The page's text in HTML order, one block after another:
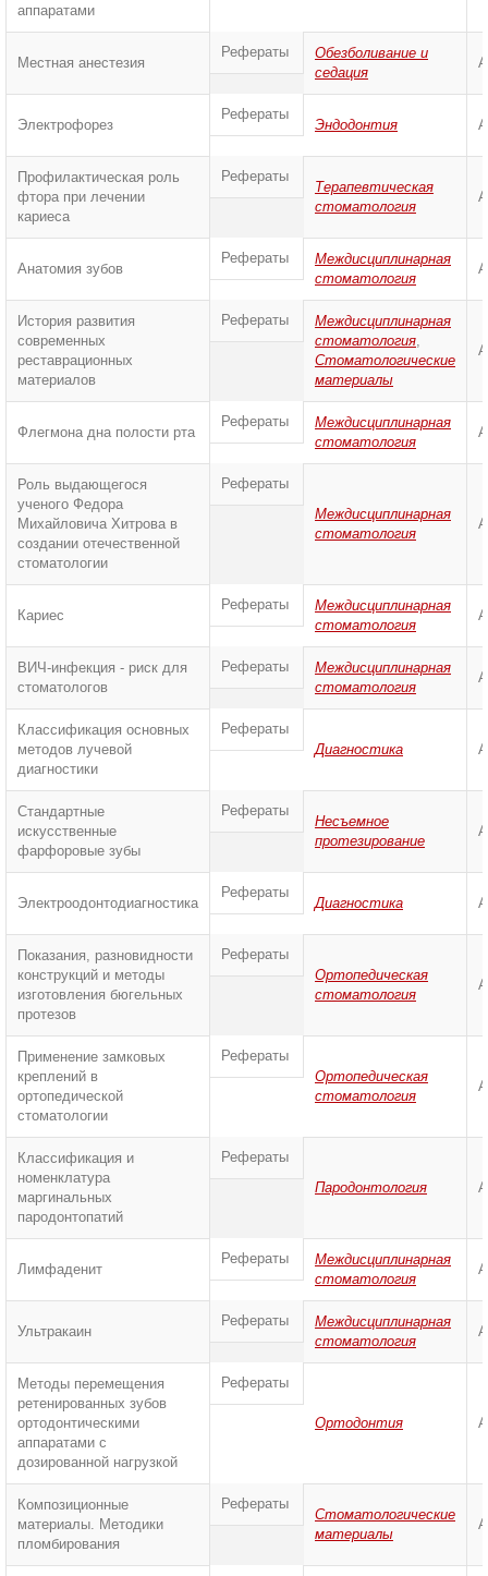
аппаратами
Местная анестезия
Рефераты
Обезболивание и
седация
Электрофорез
Рефераты
Эндодонтия
Профилактическая роль
фтора при лечении
кариеса
Рефераты
Терапевтическая
стоматология
Анатомия зубов
Рефераты
Междисциплинарная
стоматология
История развития
современных
реставрационных
материалов
Рефераты
Междисциплинарная
стоматология,
Стоматологические
материалы
Флегмона дна полости рта
Рефераты
Междисциплинарная
стоматология
Роль выдающегося
ученого Федора
Михайловича Хитрова в
создании отечественной
стоматологии
Рефераты
Междисциплинарная
стоматология
Кариес
Рефераты
Междисциплинарная
стоматология
ВИЧ-инфекция - риск для
стоматологов
Рефераты
Междисциплинарная
стоматология
Классификация основных
методов лучевой
диагностики
Рефераты
Диагностика
Стандартные
искусственные
фарфоровые зубы
Рефераты
Несъемное
протезирование
Электроодонтодиагностика
Рефераты
Диагностика
Показания, разновидности
конструкций и методы
изготовления бюгельных
протезов
Рефераты
Ортопедическая
стоматология
Применение замковых
креплений в
ортопедической
стоматологии
Рефераты
Ортопедическая
стоматология
Классификация и
номенклатура
маргинальных
пародонтопатий
Рефераты
Пародонтология
Лимфаденит
Рефераты
Междисциплинарная
стоматология
Ультракаин
Рефераты
Междисциплинарная
стоматология
Методы перемещения
ретенированных зубов
ортодонтическими
аппаратами с
дозированной нагрузкой
Рефераты
Ортодонтия
Композиционные
материалы. Методики
пломбирования
Рефераты
Стоматологические
материалы